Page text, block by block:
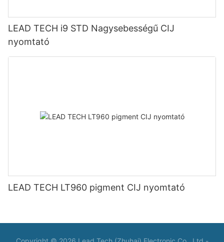
LEAD TECH i9 STD Nagysebességű CIJ
nyomtató
LEAD TECH LT960 pigment CIJ nyomtató